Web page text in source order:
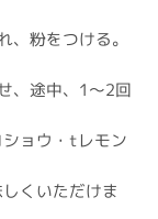
粉をつける。
、途中、1～2回
ョウ・tレモン
くいただけま